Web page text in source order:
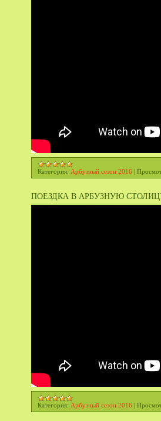
Категория: Арбузный сезон 2016 |
ПОЕЗДКА В АРБУЗНУЮ СТОЛИЦУ
Категория: Арбузный сезон 2016 |